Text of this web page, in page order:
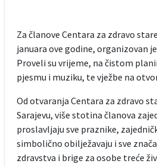
Za članove Centara za zdravo
januara ove godine, organizovan
Proveli su vrijeme, na čistom
pjesmu i muziku, te vježbe na
Od otvaranja Centara za zdravo
Sarajevu, više stotina članova
proslavljaju sve praznike,
simbolično obilježavaju i sve
zdravstva i brige za osobe treće